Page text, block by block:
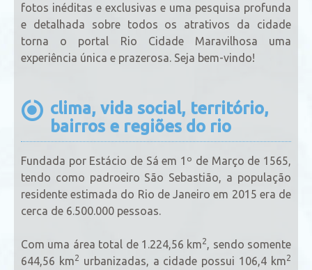
fotos inéditas e exclusivas e uma pesquisa profunda
e detalhada sobre todos os atrativos da cidade
torna o portal Rio Cidade Maravilhosa uma
experiência única e prazerosa. Seja bem-vindo!
clima, vida social, território,
bairros e regiões do rio
Fundada por Estácio de Sá em 1º de Março de 1565,
tendo como padroeiro São Sebastião, a população
residente estimada do Rio de Janeiro em 2015 era de
cerca de 6.500.000 pessoas.
Com uma área total de 1.224,56 km2, sendo somente
644,56 km2 urbanizadas, a cidade possui 106,4 km2